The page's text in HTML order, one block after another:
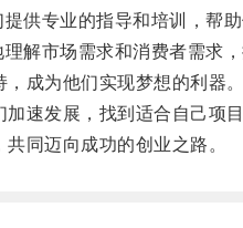
专业的指导和培训，帮助
市场需求和消费者需求，
成为他们实现梦想的利器。
发展，找到适合自己项
同迈向成功的创业之路。